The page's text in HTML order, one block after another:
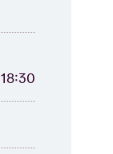
18:30